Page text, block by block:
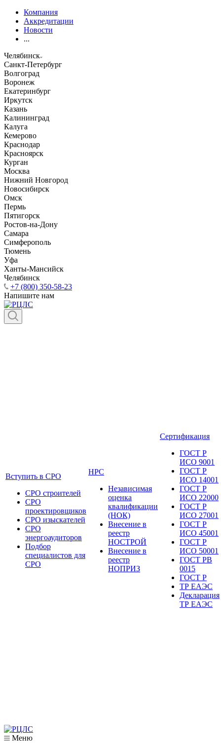
Компания
Аккредитации
Новости
...
Челябинск
Санкт-Петербург
Волгоград
Воронеж
Екатеринбург
Иркутск
Казань
Калининград
Калуга
Кемерово
Краснодар
Красноярск
Курган
Москва
Нижний Новгород
Новосибирск
Омск
Пермь
Пятигорск
Ростов-на-Дону
Самара
Симферополь
Тюмень
Уфа
Ханты-Мансийск
Челябинск
+7 (800) 350-58-23
Напишите нам
Вступить в СРО
СРО строителей
СРО
проектировщиков
СРО изыскателей
СРО
энергоаудиторов
Подбор
специалистов для
СРО
НРС
Независимая
оценка
квалификации
(НОК)
Внесение в
реестр
НОСТРОЙ
Внесение в
реестр
НОПРИЗ
Сертификация
ГОСТ Р
ИСО 9001
ГОСТ Р
ИСО 14001
ГОСТ Р
ИСО 22000
ГОСТ Р
ИСО 27001
ГОСТ Р
ИСО 45001
ГОСТ Р
ИСО 50001
ГОСТ РВ
0015
ГОСТ Р
ТР ЕАЭС
Декларация
ТР ЕАЭС
Меню